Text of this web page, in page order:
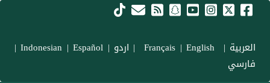
Skip to main content
العربية |
Français
| English
| اردو |
Indonesian |Español
|
فارسي